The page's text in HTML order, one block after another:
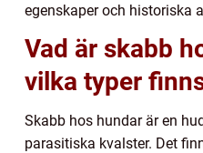
egenskaper och historiska
Vad är skabb
vilka typer
Skabb hos hundar är en
parasitiska kvalster. Det